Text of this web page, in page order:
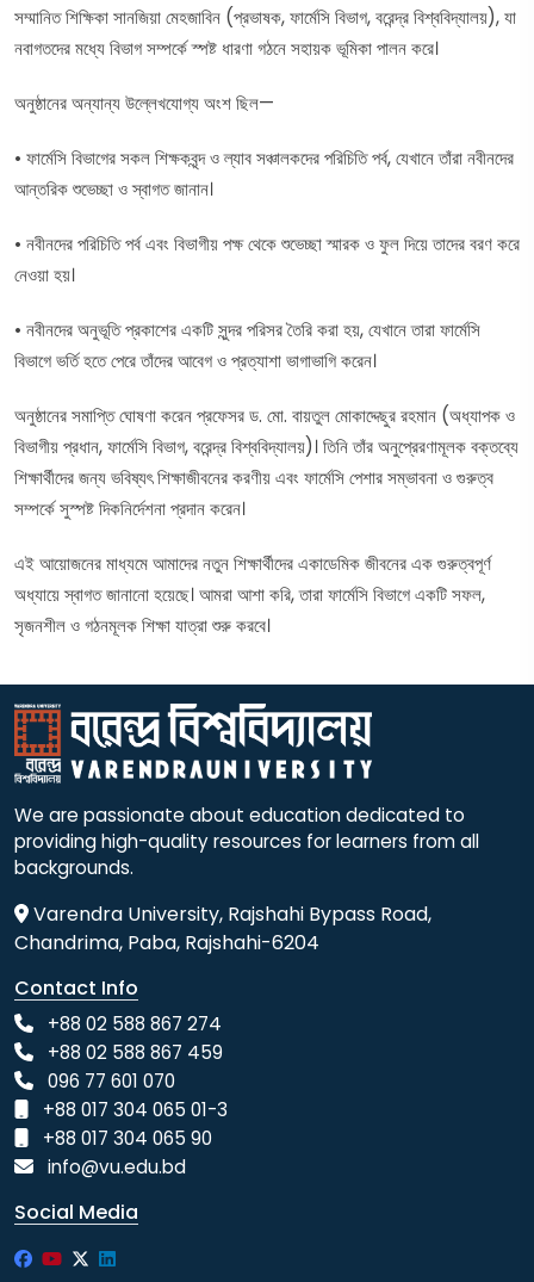
সম্মানিত শিক্ষিকা সানজিয়া মেহজাবিন (প্রভাষক, ফার্মেসি বিভাগ, বরেন্দ্র বিশ্ববিদ্যালয়), যা
নবাগতদের মধ্যে বিভাগ সম্পর্কে স্পষ্ট ধারণা গঠনে সহায়ক ভূমিকা পালন করে।
অনুষ্ঠানের অন্যান্য উল্লেখযোগ্য অংশ ছিল—
• ফার্মেসি বিভাগের সকল শিক্ষকবৃন্দ ও ল্যাব সঞ্চালকদের পরিচিতি পর্ব, যেখানে তাঁরা নবীনদের
আন্তরিক শুভেচ্ছা ও স্বাগত জানান।
• নবীনদের পরিচিতি পর্ব এবং বিভাগীয় পক্ষ থেকে শুভেচ্ছা স্মারক ও ফুল দিয়ে তাদের বরণ করে
নেওয়া হয়।
• নবীনদের অনুভূতি প্রকাশের একটি সুন্দর পরিসর তৈরি করা হয়, যেখানে তারা ফার্মেসি
বিভাগে ভর্তি হতে পেরে তাঁদের আবেগ ও প্রত্যাশা ভাগাভাগি করেন।
অনুষ্ঠানের সমাপ্তি ঘোষণা করেন প্রফেসর ড. মো. বায়তুল মোকাদ্দেছুর রহমান (অধ্যাপক ও
বিভাগীয় প্রধান, ফার্মেসি বিভাগ, বরেন্দ্র বিশ্ববিদ্যালয়)। তিনি তাঁর অনুপ্রেরণামূলক বক্তব্যে
শিক্ষার্থীদের জন্য ভবিষ্যৎ শিক্ষাজীবনের করণীয় এবং ফার্মেসি পেশার সম্ভাবনা ও গুরুত্ব
সম্পর্কে সুস্পষ্ট দিকনির্দেশনা প্রদান করেন।
এই আয়োজনের মাধ্যমে আমাদের নতুন শিক্ষার্থীদের একাডেমিক জীবনের এক গুরুত্বপূর্ণ
অধ্যায়ে স্বাগত জানানো হয়েছে। আমরা আশা করি, তারা ফার্মেসি বিভাগে একটি সফল,
সৃজনশীল ও গঠনমূলক শিক্ষা যাত্রা শুরু করবে।
We are passionate about education dedicated to
providing high-quality resources for learners from all
backgrounds.
Varendra University, Rajshahi Bypass Road,
Chandrima, Paba, Rajshahi-6204
Contact Info
+88 02 588 867 274
+88 02 588 867 459
096 77 601 070
+88 017 304 065 01-3
+88 017 304 065 90
info@vu.edu.bd
Social Media